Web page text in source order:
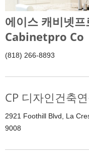
에이스 캐비넷
Cabinetpro Co
(818) 266-8893
CP 디자인건축
2921 Foothill Blvd, La
9008